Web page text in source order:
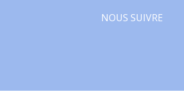
NOUS SUIVRE